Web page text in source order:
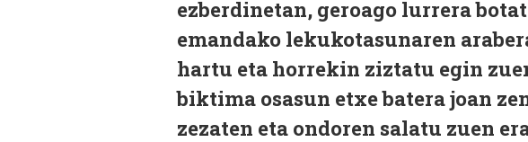
ezberdinetan, geroago lurrera
emandako lekukotasunaren
hartu eta horrekin ziztatu egin
biktima osasun etxe batera joan
zezaten eta ondoren salatu zuen